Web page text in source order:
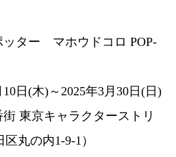
ッター マホウドコロ POP-
10日(木)～2025年3月30日(日)
東京キャラクターストリ
丸の内1-9-1）